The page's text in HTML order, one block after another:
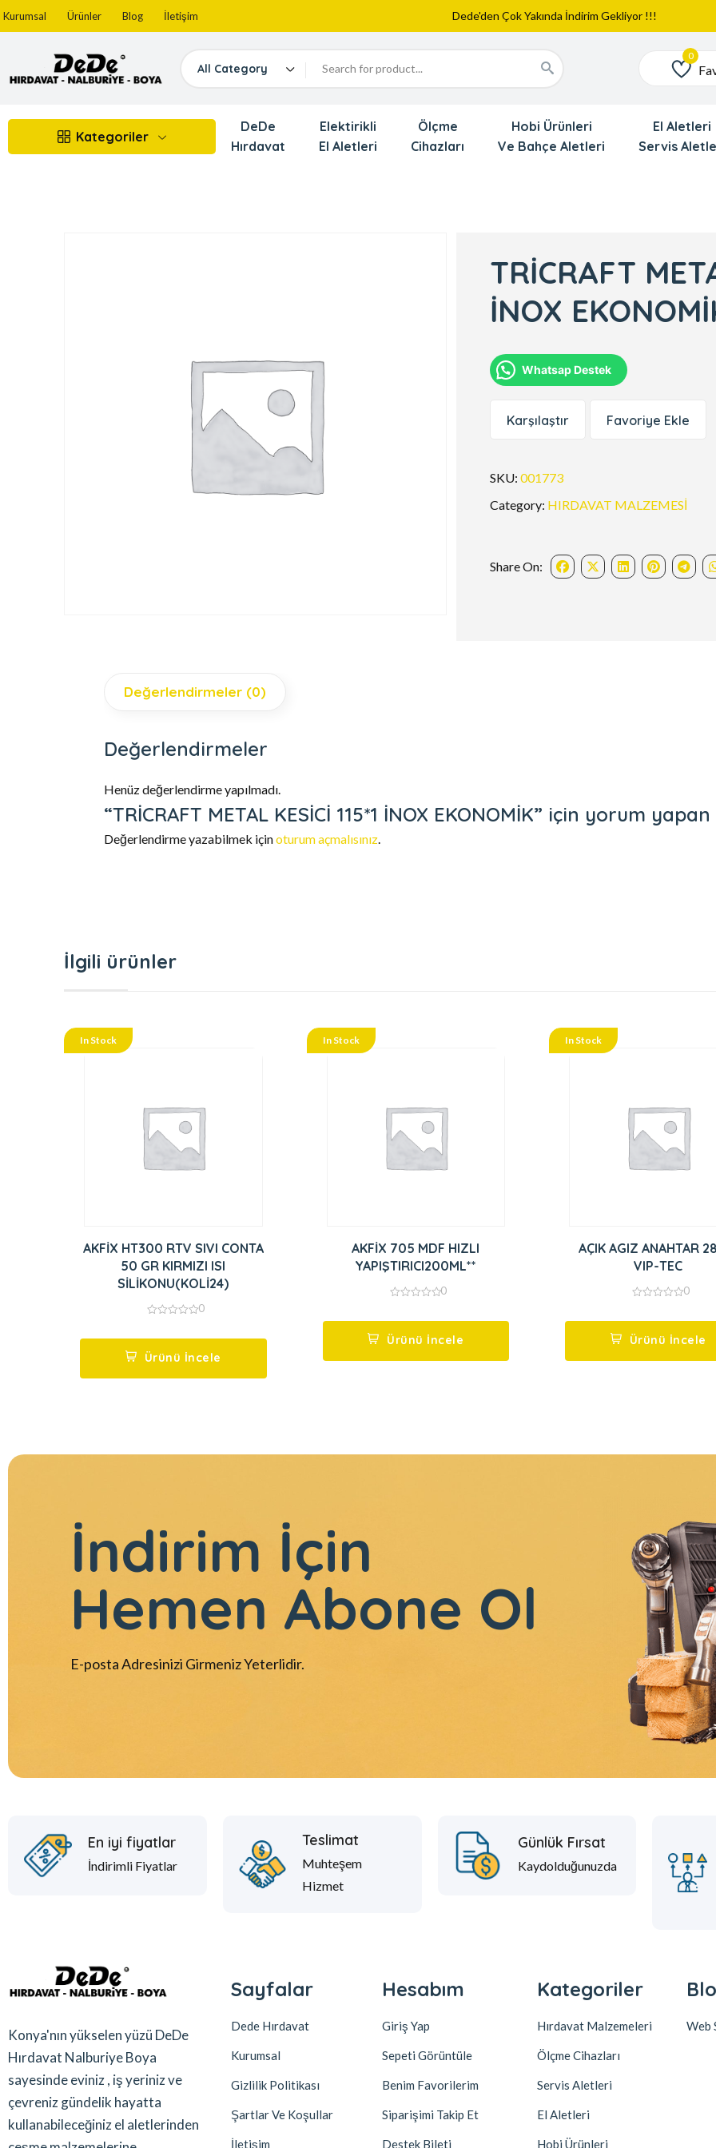
Kurumsal Ürünler Blog İletişim
Web Sitemiz Yayında
Yeni Eklenen Ürünlerimizi İnceledinizmi ?
All Category Favoriler
Kategoriler
DeDe
Hırdavat
Elektirikli
El Aletleri
Ölçme
Cihazları
Hobi Ürünleri
Ve Bahçe Aletleri
El Aletleri
Servis
TRİCRAFT
İNOX
Whatsap Destek
Karşılaştır Favoriye Ekle
SKU:001773
Category: HIRDAVAT MALZEMESİ
Share On:
Değerlendirmeler (0)
Değerlendirmeler
Henüz değerlendirme yapılmadı.
“TRİCRAFT METAL KESİCİ 115*1 İNOX EKONOMİK” için yorum
Değerlendirme yazabilmek içinoturum açmalısınız.
İlgili ürünler
In Stock
AKFİX HT300 RTV SIVI CONTA
50 GR KIRMIZI ISI
SİLİKONU(KOLİ24)
5
0
Ürünü İncele
In Stock
AKFİX 705 MDF HIZLI
YAPIŞTIRICI200ML**
5
0
Ürünü İncele
In Stock
AÇIK AGIZ ANAHTAR
VIP-TEC
5
0
Ürünü İncele
İndirim İçin
Hemen Abone Ol
E-posta Adresinizi Girmeniz Yeterlidir.
En iyi fiyatlar
İndirimli Fiyatlar
Teslimat
Muhteşem
Hizmet
Günlük Fırsat
Kaydolduğunuzda
Konya'nın yükselen yüzü DeDe
Hırdavat Nalburiye Boya
sayesinde eviniz , iş yeriniz ve
çevreniz gündelik hayatta
kullanabileceğiniz el aletlerinden
Sayfalar
Dede Hırdavat
Kurumsal
Gizlilik Politikası
Şartlar Ve Koşullar
İletişim
Hesabım
Giriş Yap
Sepeti Görüntüle
Benim Favorilerim
Siparişimi Takip Et
Destek Bileti
Kategoriler
Hırdavat Malzemeleri
Ölçme Cihazları
Servis Aletleri
El Aletleri
Hobi Ürünleri
Web